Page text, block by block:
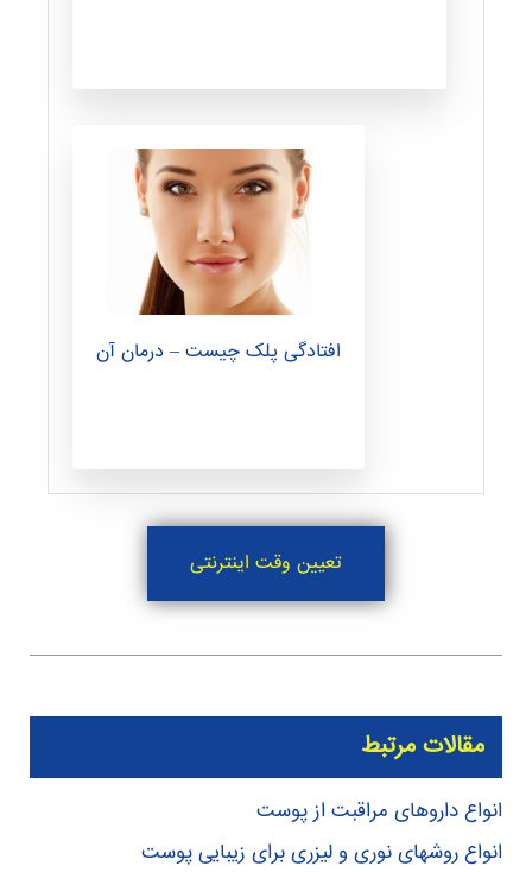
افتادگی پلک چیست – درمان آن
تعیین وقت اینترنتی
مقالات مرتبط
انواع داروهای مراقبت از پوست
انواع روشهای نوری و لیزری برای زیبایی پوست